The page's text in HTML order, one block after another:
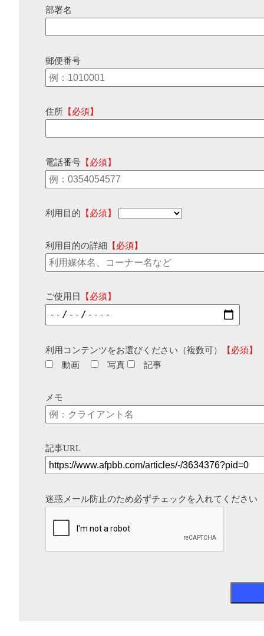
部署名
郵便番号
住所 【必須】
電話番号 【必須】
利用目的 【必須】
利用目的の詳細 【必須】
ご使用日 【必須】
利用コンテンツをお選びください（複数可）
【必須】
動画
写真 記事
メモ
記事URL
迷惑メール防止のため必ずチェックを入れてください